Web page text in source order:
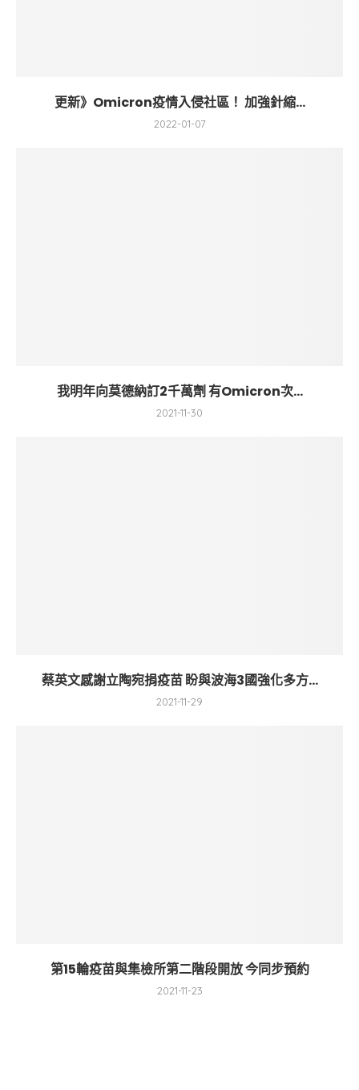
更新》Omicron疫情入侵社區！ 加強針縮...
2022-01-07
我明年向莫德納訂2千萬劑 有Omicron次...
2021-11-30
蔡英文感謝立陶宛捐疫苗 盼與波海3國強化多方...
2021-11-29
第15輪疫苗與集檢所第二階段開放 今同步預約
2021-11-23